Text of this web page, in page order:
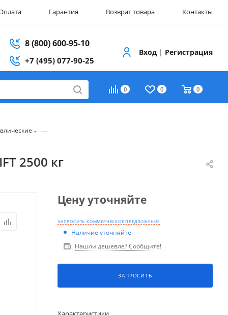
Гарантия Возврат товара Контакты
8 (800) 600-95-10
+7 (495) 077-90-25
Вход | Регистрация
0 0 0
—
2500 кг
Цену уточняйте
ЗАПРОСИТЬ КОММЕРЧЕСКОЕ ПРЕДЛОЖЕНИЕ
Наличие уточняйте
Нашли дешевле? Сообщите!
ЗАПРОСИТЬ